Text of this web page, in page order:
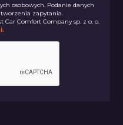
osobowych. Podanie danych
zapytania.
Car Comfort Company sp. z o. o.